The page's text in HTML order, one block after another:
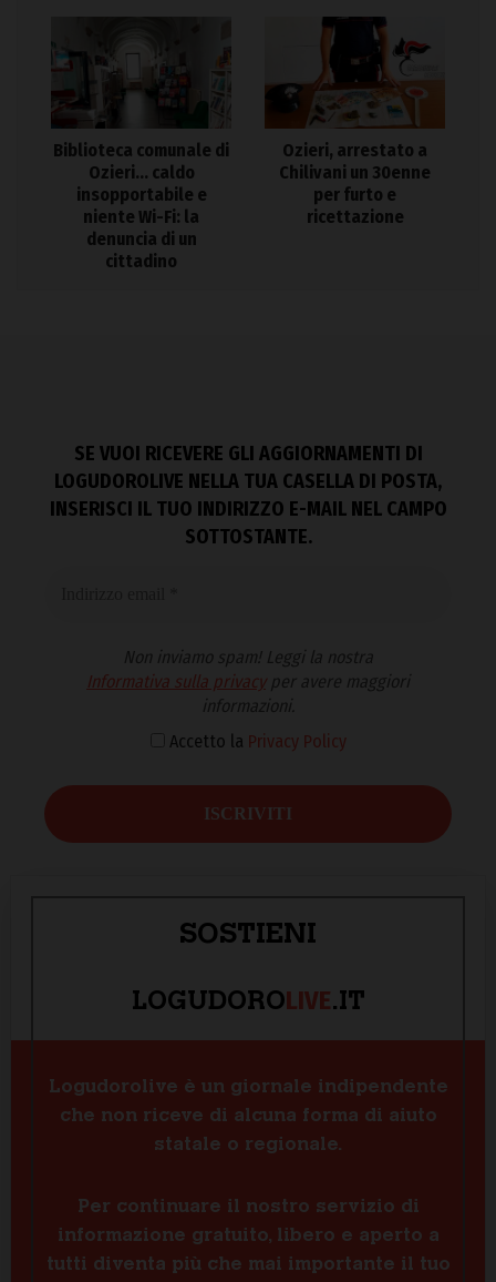
Biblioteca comunale di
Ozieri… caldo
insopportabile e
niente Wi-Fi: la
denuncia di un
cittadino
Ozieri, arrestato a
Chilivani un 30enne
per furto e
ricettazione
SE VUOI RICEVERE GLI AGGIORNAMENTI DI
LOGUDOROLIVE NELLA TUA CASELLA DI POSTA,
INSERISCI IL TUO INDIRIZZO E-MAIL NEL CAMPO
SOTTOSTANTE.
Non inviamo spam! Leggi la nostra
Informativa sulla privacyper avere maggiori
informazioni.
Accetto la Privacy Policy
SOSTIENI
LOGUDOROLIVE.IT
Logudorolive è un giornale indipendente
che non riceve di alcuna forma di aiuto
statale o regionale.
Per continuare il nostro servizio di
informazione gratuito, libero e aperto a
tutti diventa più che mai importante il tuo